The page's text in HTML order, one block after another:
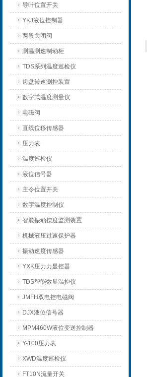
导叶位置开关
YKJ液位控制器
两段关闭阀
测温测速制动柜
TDS系列温度巡检仪
齿盘转速测控装置
数字式温度测量仪
电磁阀
直线位移传感器
压力表
温度巡检仪
液位信号器
主令位置开关
数字温度控制仪
智能振动摆度监测装置
机械液压过速保护器
振动速度传感器
YXK压力力显控器
TDS智能数显温控仪
JMFH双电控电磁阀
DJX液位信号器
MPM460W液位变送控制器
Y-100压力表
XWD温度巡检仪
FT10N流量开关